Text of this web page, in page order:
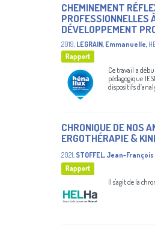
CHEMINEMENT
PROFESSIONNELLES
DÉVELOPPEMENT
2019 LEGRAIN, Emmanuelle,
Rapport
Ce travail a
pédagogique
dispositifs
CHRONIQUE DE NOS
ERGOTHÉRAPIE &
2021, STOFFEL, Jean-François
Rapport
Il s'agit de la